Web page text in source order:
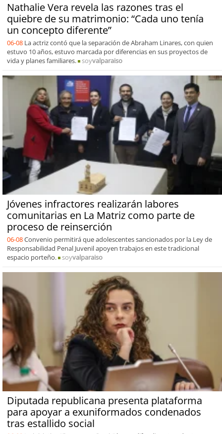
Nathalie Vera revela las razones tras el
quiebre de su matrimonio: “Cada uno tenía
un concepto diferente”
06-08 La actriz contó que la separación de Abraham Linares, con quien
estuvo 10 años, estuvo marcada por diferencias en sus proyectos de
vida y planes familiares.
soyvalparaiso
Jóvenes infractores realizarán labores
comunitarias en La Matriz como parte de
proceso de reinserción
06-08Convenio permitirá que adolescentes sancionados por la Ley de
Responsabilidad Penal Juvenil apoyen trabajos en este tradicional
espacio porteño.
soyvalparaiso
Diputada republicana presenta plataforma
para apoyar a exuniformados condenados
tras estallido social